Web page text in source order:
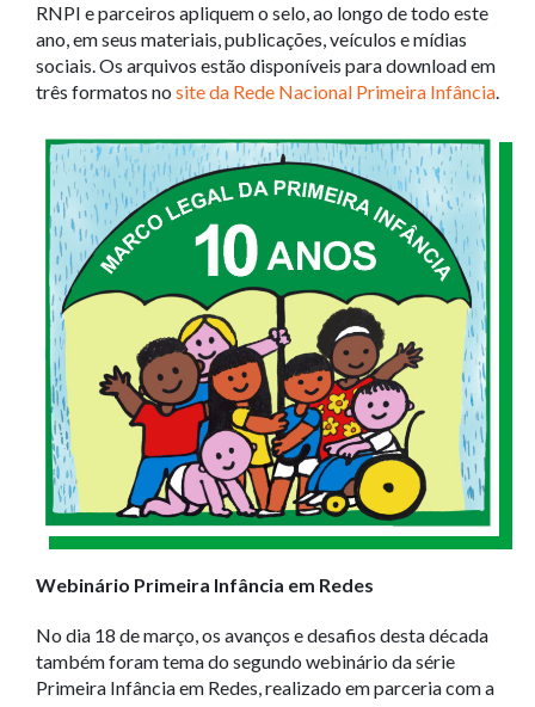
RNPI e parceiros apliquem o selo, ao longo de todo este
ano, em seus materiais, publicações, veículos e mídias
sociais. Os arquivos estão disponíveis para download em
três formatos no site da Rede Nacional Primeira Infância.
Webinário Primeira Infância em Redes
No dia 18 de março, os avanços e desafios desta década
também foram tema do segundo webinário da série
Primeira Infância em Redes, realizado em parceria com a